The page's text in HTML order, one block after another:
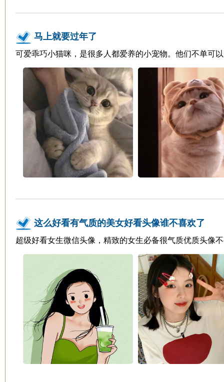
马上就要过年了
可爱乖巧小猫咪，是很多人都爱养的小宠物。他们不单可
这么好看有气质的美女好看头像谁不喜欢了
超级好看女生微信头像，精致的女生必备很气质优质头像